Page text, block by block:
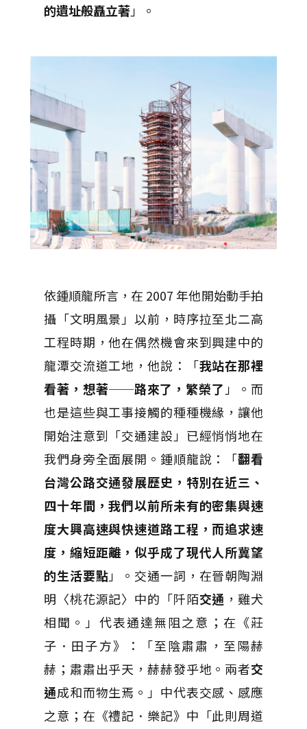
的遺址般矗立著」。
依鍾順龍所言，在 2007 年他開始動手拍
攝「文明風景」以前，時序拉至北二高
工程時期，他在偶然機會來到興建中的
龍潭交流道工地，他說：「我站在那裡
看著，想著──路來了，繁榮了」。而
也是這些與工事接觸的種種機緣，讓他
開始注意到「交通建設」已經悄悄地在
我們身旁全面展開。鍾順龍說：「翻看
台灣公路交通發展歷史，特別在近三、
四十年間，我們以前所未有的密集與速
度大興高速與快速道路工程，而追求速
度，縮短距離，似乎成了現代人所冀望
的生活要點」。交通一詞，在晉朝陶淵
明〈桃花源記〉中的「阡陌交通 ，雞犬
相聞。」代表通達無阻之意；在《莊
子．田子方》：「至陰肅肅，至陽赫
赫；肅肅出乎天，赫赫發乎地。兩者交
通成和而物生焉。」中代表交感、感應
之意；在《禮記．樂記》中「此則周道